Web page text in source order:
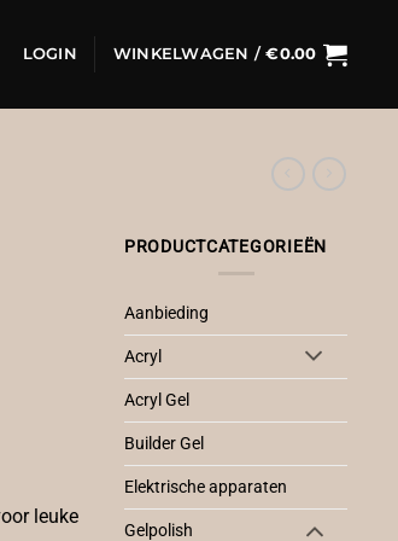
LOGIN WINKELWAGEN /€0.00
leuke
PRODUCTCATEGORIEËN
Aanbieding
Acryl
Acryl Gel
Builder Gel
Elektrische apparaten
Gelpolish